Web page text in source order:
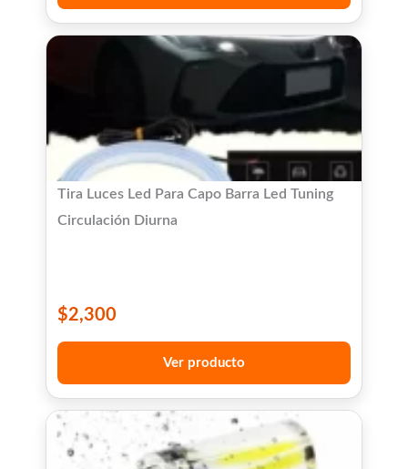
Tira Luces Led Para Capo Barra Led Tuning
Circulación Diurna
$2,300
Ver producto